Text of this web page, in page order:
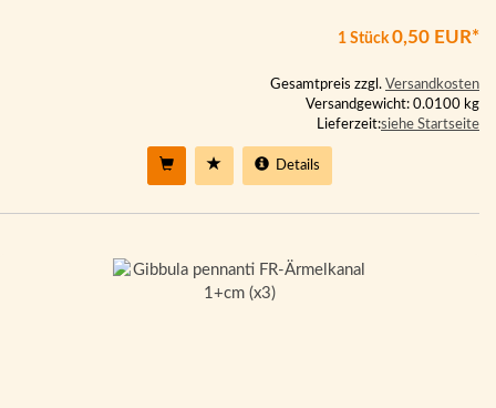
1 Stück0,50 EUR*
Gesamtpreis zzgl. Versandkosten
Versandgewicht: 0.0100 kg
Lieferzeit:siehe Startseite
Details